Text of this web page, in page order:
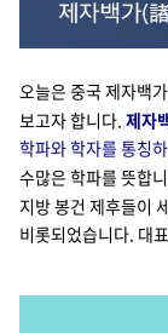
리소스
회사정보
회사소개
투자정보
지속가능경영
지원
고객 지원
파트너 지원
오늘은 중국 제자백
보고자 합니다. 제자
학파와 학자를 통칭
수많은 학파를 뜻합
지방 봉건 제후들이
비롯되었습니다. 대